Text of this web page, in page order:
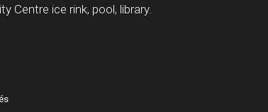
Centre ice rink, pool, library.